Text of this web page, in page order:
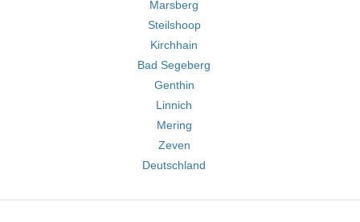
Marsberg
Steilshoop
Kirchhain
Bad Segeberg
Genthin
Linnich
Mering
Zeven
Deutschland